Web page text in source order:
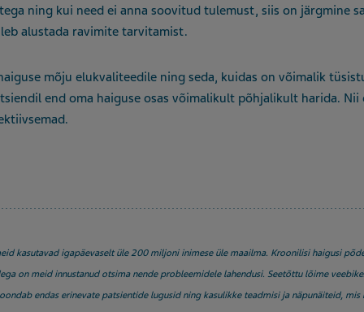
ning kui need ei anna soovitud tulemust, siis on järgmine
alustada ravimite tarvitamist.
mõju elukvaliteedile ning seda, kuidas on võimalik
end oma haiguse osas võimalikult põhjalikult harida. Nii
kasutavad igapäevaselt üle 200 miljoni inimese üle maailma. Kroonilisi haigusi
on meid innustanud otsima nende probleemidele lahendusi. Seetõttu lõime
endas erinevate patsientide lugusid ning kasulikke teadmisi ja näpunäiteid, mis